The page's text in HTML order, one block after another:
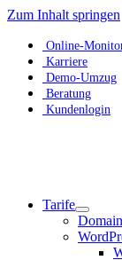
Zum Inhalt springen
Online-
Karriere
Demo-Umzug
Beratung
Kundenlogin
Tarife